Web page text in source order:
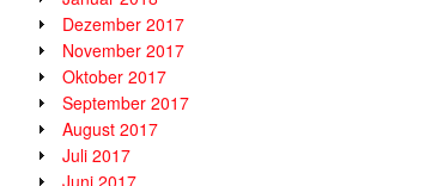
Dezember 2017
November 2017
Oktober 2017
September 2017
August 2017
Juli 2017